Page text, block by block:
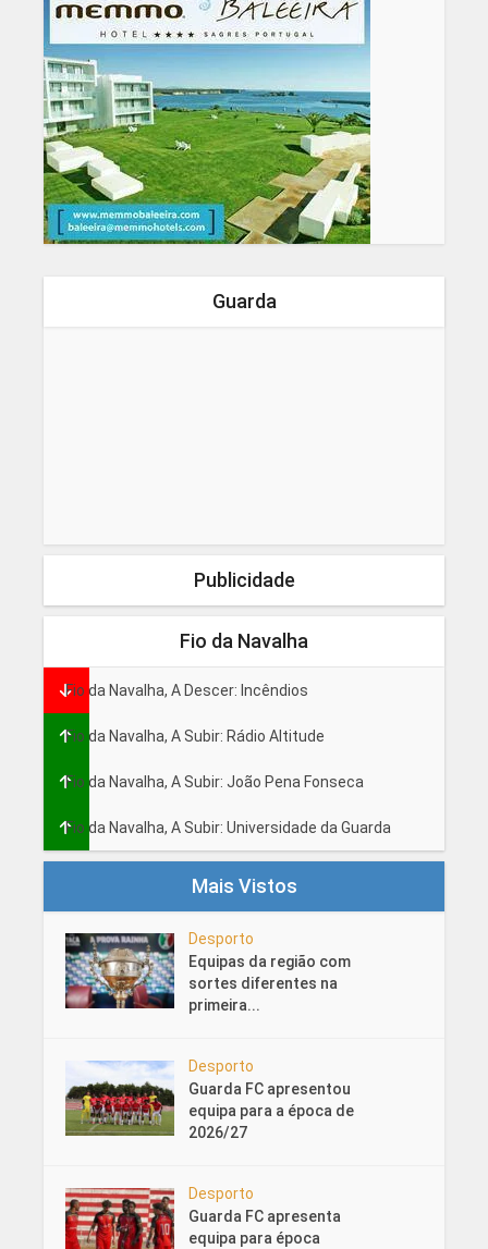
Guarda
Publicidade
Fio da Navalha
Fio da Navalha, A Descer: Incêndios
Fio da Navalha, A Subir: Rádio Altitude
Fio da Navalha, A Subir: João Pena Fonseca
Fio da Navalha, A Subir: Universidade da Guarda
Mais Vistos
Desporto
Equipas da região com
sortes diferentes na
primeira...
Desporto
Guarda FC apresentou
equipa para a época de
2026/27
Desporto
Guarda FC apresenta
equipa para época